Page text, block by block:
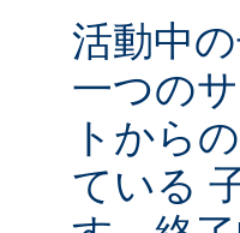
活動中
一つの
トから
ている